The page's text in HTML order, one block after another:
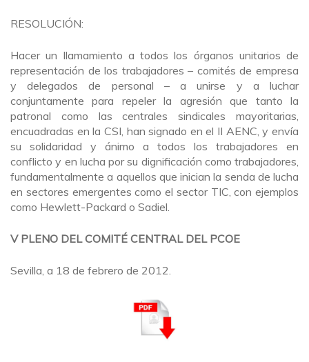
RESOLUCIÓN:
Hacer un llamamiento a todos los órganos unitarios de
representación de los trabajadores – comités de empresa
y delegados de personal – a unirse y a luchar
conjuntamente para repeler la agresión que tanto la
patronal como las centrales sindicales mayoritarias,
encuadradas en la CSI, han signado en el II AENC, y envía
su solidaridad y ánimo a todos los trabajadores en
conflicto y en lucha por su dignificación como trabajadores,
fundamentalmente a aquellos que inician la senda de lucha
en sectores emergentes como el sector TIC, con ejemplos
como Hewlett-Packard o Sadiel.
V PLENO DEL COMITÉ CENTRAL DEL PCOE
Sevilla, a 18 de febrero de 2012.